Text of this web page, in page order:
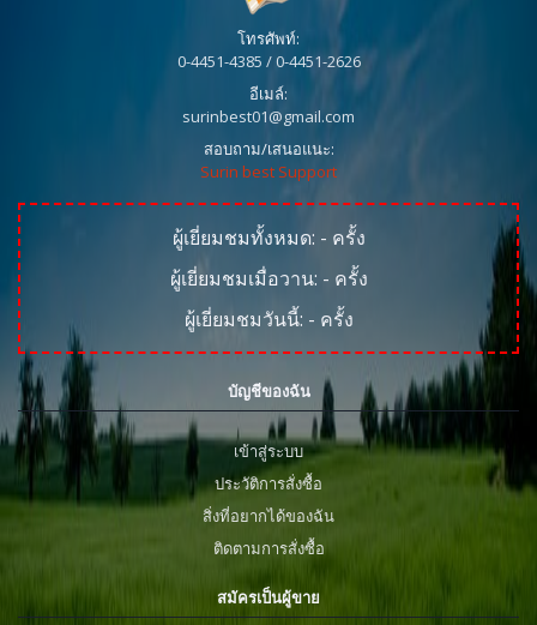
โทรศัพท์:
0-4451-4385 / 0-4451-2626
อีเมล์:
surinbest01@gmail.com
สอบถาม/เสนอแนะ:
Surin best Support
ผู้เยี่ยมชมทั้งหมด: - ครั้ง
ผู้เยี่ยมชมเมื่อวาน: - ครั้ง
ผู้เยี่ยมชมวันนี้: - ครั้ง
บัญชีของฉัน
เข้าสู่ระบบ
ประวัติการสั่งซื้อ
สิ่งที่อยากได้ของฉัน
ติดตามการสั่งซื้อ
สมัครเป็นผู้ขาย